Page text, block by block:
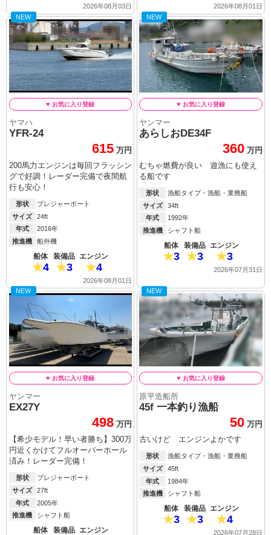
2026年08月03日 2026年08月01日
ヤマハ
YFR-24
615 万円
200馬力エンジンは毎回フラッシン
グで好調！レーダー完備で夜間航
行も安心！
形状
プレジャーボート
サイズ
24ft
年式
2016年
推進機
船外機
船体
4
装備品
3
エンジン
4
2026年08月01日
NEW
ヤンマー
あらしおDE34F
360 万円
むちゃ燃費が良い 遊漁にも使え
る船です
形状
漁船タイプ・漁船・業務船
サイズ
34ft
年式
1992年
推進機
シャフト船
船体
3
装備品
3
エンジン
3
2026年07月31日
NEW
ヤンマー
EX27Y
498 万円
【希少モデル！早い者勝ち】300万
円近くかけてフルオーバーホール
済み！レーダー完備！
形状
プレジャーボート
サイズ
27ft
年式
2005年
推進機
シャフト船
船体 装備品 エンジン
NEW
原平造船所
45f 一本釣り漁船
50 万円
古いけど エンジンよかです
形状
漁船タイプ・漁船・業務船
サイズ
45ft
年式
1984年
推進機
シャフト船
船体
3
装備品
3
エンジン
4
2026年07月28日
NEW